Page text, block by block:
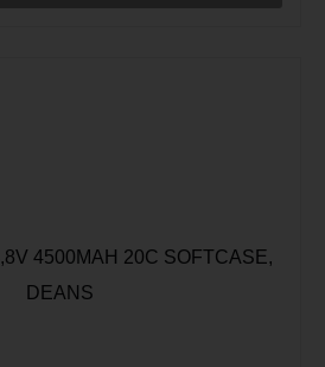
4500MAH 20C SOFTCASE,
DEANS